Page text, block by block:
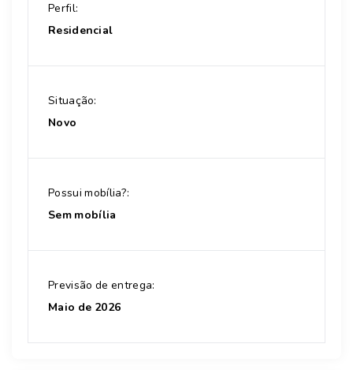
Perfil:
Residencial
Situação:
Novo
Possui mobília?:
Sem mobília
Previsão de entrega:
Maio de 2026